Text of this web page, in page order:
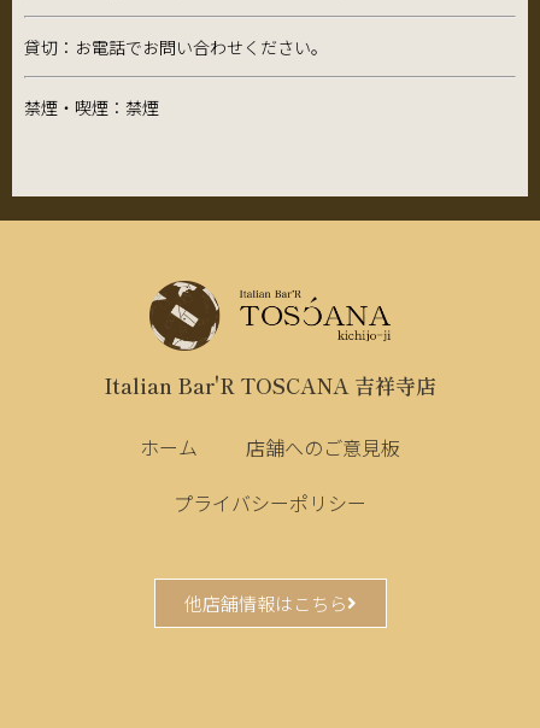
貸切：お電話でお問い合わせください。
禁煙・喫煙：禁煙
Italian Bar'R TOSCANA 吉祥寺店
ホーム
店舗へのご意見板
プライバシーポリシー
他店舗情報はこちら